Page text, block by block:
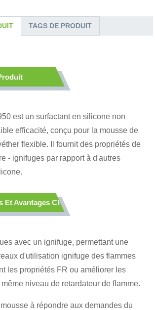
TAGS DE PRODUIT
est un surfactant en silicone non
efficacité, conçu pour la mousse de
flexible. Il fournit des propriétés de
- ignifuges par rapport à d'autres
Et Avantages Clés
avec un ignifuge, permettant une
d'utilisation ignifuge des flammes
les propriétés FR ou améliorer les
niveau de retardateur de flamme.
à répondre aux demandes du